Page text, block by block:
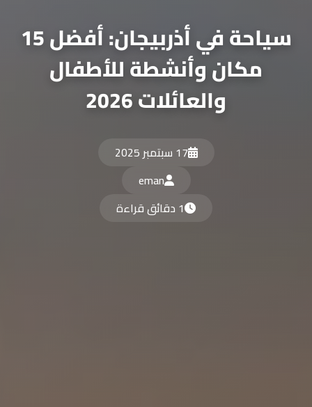
سياحة في أذربيجان: أفضل 15
مكان وأنشطة للأطفال
والعائلات 2026
17 سبتمبر 2025
eman
1 دقائق قراءة